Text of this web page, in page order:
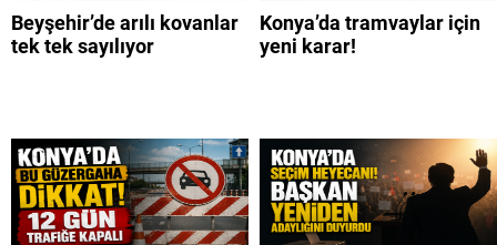
Beyşehir’de arılı kovanlar
tek tek sayılıyor
Konya’da tramvaylar için
yeni karar!